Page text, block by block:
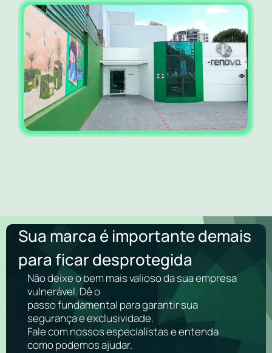
Sua marca é importante demais
para ficar desprotegida
Não deixe o bem mais valioso da sua empresa
vulnerável. Dê o
passo fundamental para garantir sua
segurança e exclusividade.
Fale com nossos especialistas e entenda
como podemos ajudar.